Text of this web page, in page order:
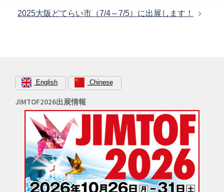
ビ
ン
2025大阪どてらい市（7/4～7/5）に出展します！
English Chinese
JIMTOF2026出展情報